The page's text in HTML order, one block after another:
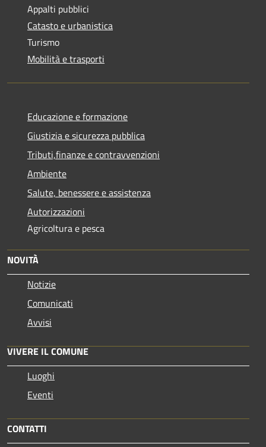
Appalti pubblici
Catasto e urbanistica
Turismo
Mobilità e trasporti
Educazione e formazione
Giustizia e sicurezza pubblica
Tributi,finanze e contravvenzioni
Ambiente
Salute, benessere e assistenza
Autorizzazioni
Agricoltura e pesca
NOVITÀ
Notizie
Comunicati
Avvisi
VIVERE IL COMUNE
Luoghi
Eventi
CONTATTI